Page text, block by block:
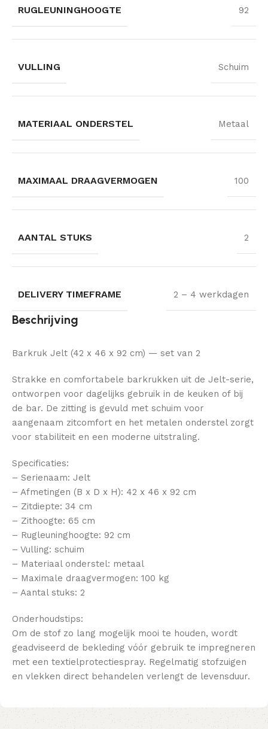
RUGLEUNINGHOOGTE 92
VULLING Schuim
MATERIAAL ONDERSTEL Metaal
MAXIMAAL DRAAGVERMOGEN 100
AANTAL STUKS 2
DELIVERY TIMEFRAME 2 – 4 werkdagen
Beschrijving
Barkruk Jelt (42 x 46 x 92 cm) — set van 2
Strakke en comfortabele barkrukken uit de Jelt-serie,
ontworpen voor dagelijks gebruik in de keuken of bij
de bar. De zitting is gevuld met schuim voor
aangenaam zitcomfort en het metalen onderstel zorgt
voor stabiliteit en een moderne uitstraling.
Specificaties:
– Serienaam: Jelt
– Afmetingen (B x D x H): 42 x 46 x 92 cm
– Zitdiepte: 34 cm
– Zithoogte: 65 cm
– Rugleuninghoogte: 92 cm
– Vulling: schuim
– Materiaal onderstel: metaal
– Maximale draagvermogen: 100 kg
– Aantal stuks: 2
Onderhoudstips:
Om de stof zo lang mogelijk mooi te houden, wordt
geadviseerd de bekleding vóór gebruik te impregneren
met een textielprotectiespray. Regelmatig stofzuigen
en vlekken direct behandelen verlengt de levensduur.